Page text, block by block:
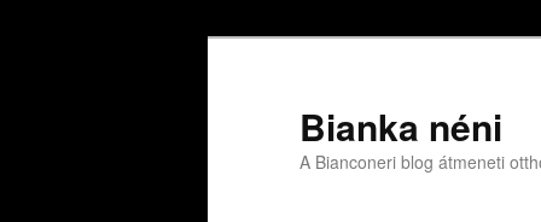
Bianka néni
A Bianconeri blog átmeneti